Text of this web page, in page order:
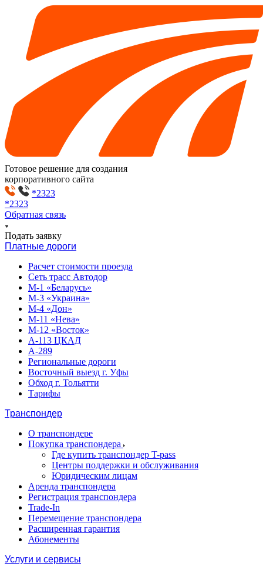
Готовое решение для создания
корпоративного сайта
*2323
*2323
Обратная связь
Подать заявку
Платные дороги
Расчет стоимости проезда
Сеть трасс Автодор
М-1 «Беларусь»
М-3 «Украина»
М-4 «Дон»
М-11 «Нева»
М-12 «Восток»
А-113 ЦКАД
А-289
Региональные дороги
Восточный выезд г. Уфы
Обход г. Тольятти
Тарифы
Транспондер
О транспондере
Покупка транспондера
Где купить транспондер T-pass
Центры поддержки и обслуживания
Юридическим лицам
Аренда транспондера
Регистрация транспондера
Trade-In
Перемещение транспондера
Расширенная гарантия
Абонементы
Услуги и сервисы